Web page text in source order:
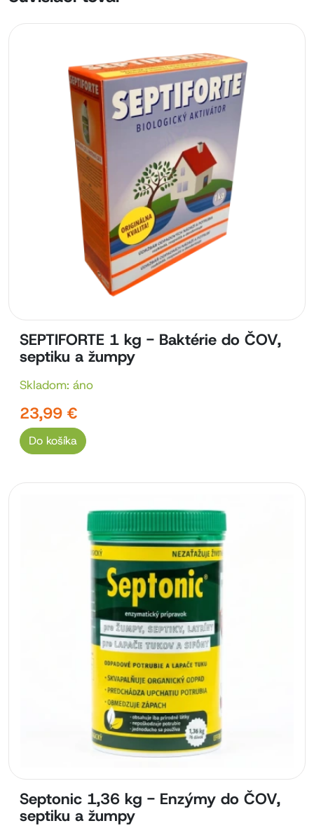
SEPTIFORTE 1 kg - Baktérie do ČOV,
septiku a žumpy
Skladom: áno
23,99 €
Do košíka
Septonic 1,36 kg - Enzýmy do ČOV,
septiku a žumpy